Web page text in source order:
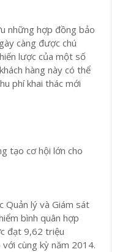
những hợp đồng bảo
càng được chú
lược của một số
hàng này có thể
phí khai thác mới
tạo cơ hội lớn cho
Quản lý và Giám sát
bình quân hợp
đạt 9,62 triệu
cùng kỳ năm 2014.